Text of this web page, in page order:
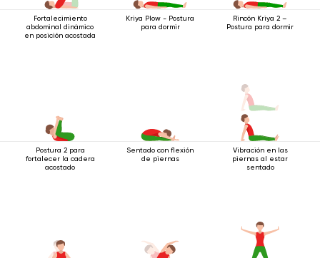
Fortalecimiento
abdominal dinámico
en posición acostada
Kriya Plow - Postura
para dormir
Rincón Kriya 2 –
Postura para dormir
Postura 2 para
fortalecer la cadera
acostado
Sentado con flexión
de piernas
Vibración en las
piernas al estar
sentado